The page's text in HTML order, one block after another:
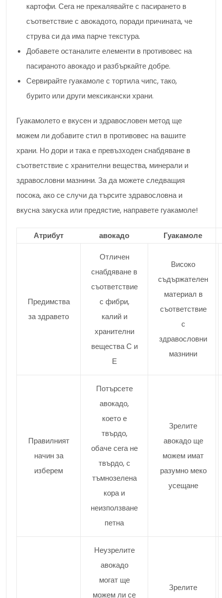
картофи. Сега не прекалявайте с пасирането в
съответствие с авокадото, поради причината, че
струва си да има парче текстура.
Добавете останалите елементи в противовес на
пасираното авокадо и разбъркайте добре.
Сервирайте гуакамоле с тортила чипс, тако,
бурито или други мексикански храни.
Гуакамолето е вкусен и здравословен метод ще
можем ли добавите стил в противовес на вашите
храни. Но дори и така е превъзходен снабдяване в
съответствие с хранителни вещества, минерали и
здравословни мазнини. За да можете следващия
посока, ако се случи да търсите здравословна и
вкусна закуска или предястие, направете гуакамоле!
Атрибут авокадо Гуакамоле
Предимства
за здравето
Отличен
снабдяване в
съответствие
с фибри,
калий и
хранителни
вещества С и
Е
Високо
съдържателен
материал в
съответствие
с
здравословни
мазнини
Правилният
начин за
изберем
Потърсете
авокадо,
което е
твърдо,
обаче сега не
твърдо, с
тъмнозелена
кора и
неизползване
петна
Зрелите
авокадо ще
можем имат
разумно меко
усещане
Неузрелите
авокадо
могат ще
можем ли се
Зрелите